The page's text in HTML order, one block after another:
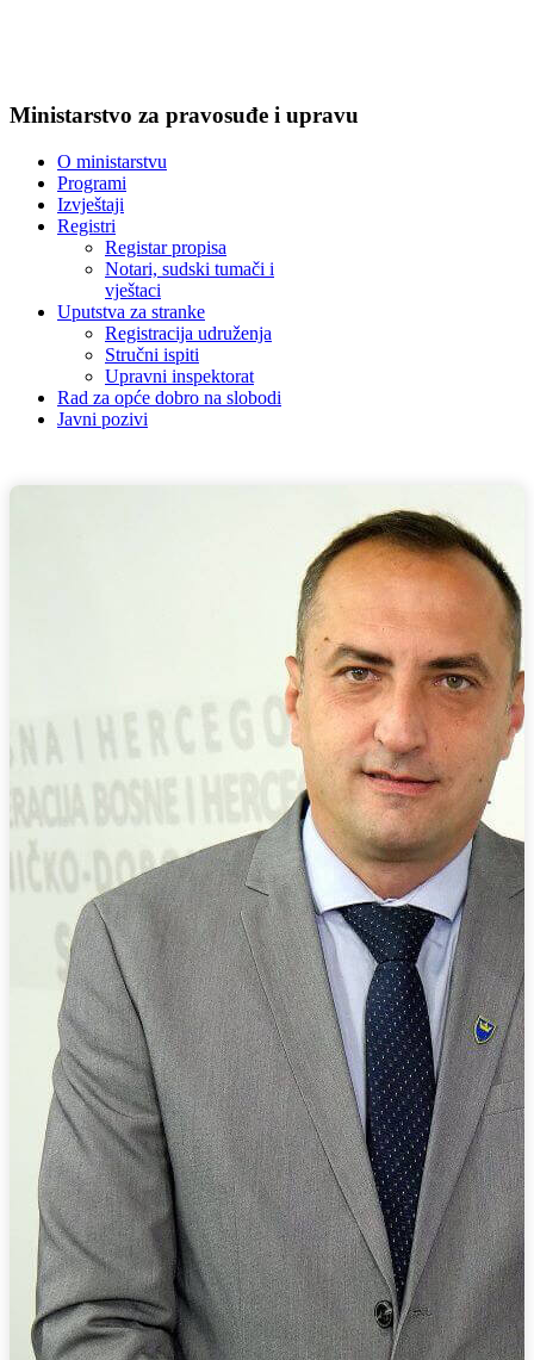
Ministarstvo za pravosuđe i upravu
O ministarstvu
Programi
Izvještaji
Registri
Registar propisa
Notari, sudski tumači i
vještaci
Uputstva za stranke
Registracija udruženja
Stručni ispiti
Upravni inspektorat
Rad za opće dobro na slobodi
Javni pozivi